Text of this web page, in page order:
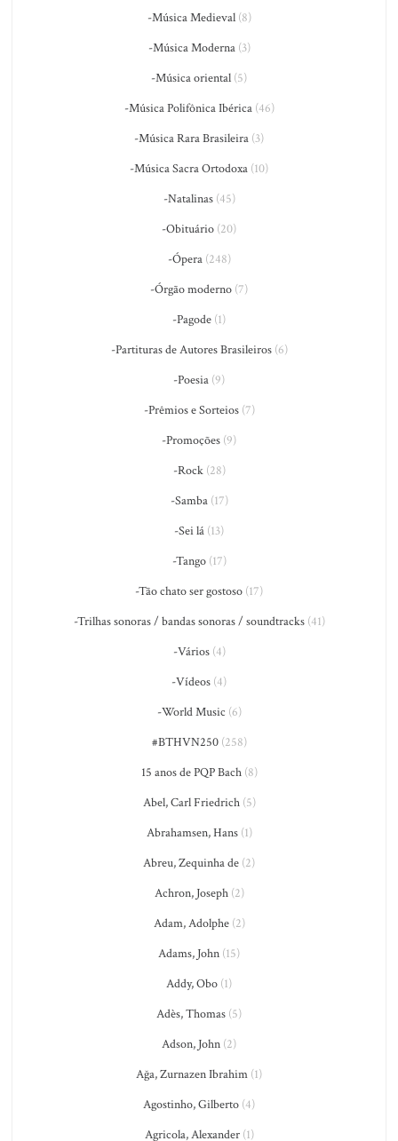
-Música Medieval(8)
-Música Moderna(3)
-Música oriental (5)
-Música Polifônica Ibérica(46)
-Música Rara Brasileira (3)
-Música Sacra Ortodoxa (10)
-Natalinas(45)
-Obituário (20)
-Ópera(248)
-Órgão moderno (7)
-Pagode (1)
-Partituras de Autores Brasileiros(6)
-Poesia (9)
-Prêmios e Sorteios(7)
-Promoções (9)
-Rock(28)
-Samba(17)
-Sei lá (13)
-Tango(17)
-Tão chato ser gostoso (17)
-Trilhas sonoras / bandas sonoras / soundtracks(41)
-Vários(4)
-Vídeos (4)
-World Music (6)
#BTHVN250(258)
15 anos de PQP Bach(8)
Abel, Carl Friedrich(5)
Abrahamsen, Hans(1)
Abreu, Zequinha de (2)
Achron, Joseph(2)
Adam, Adolphe(2)
Adams, John (15)
Addy, Obo (1)
Adès, Thomas (5)
Adson, John (2)
Ağa, Zurnazen Ibrahim (1)
Agostinho, Gilberto (4)
Agricola, Alexander(1)